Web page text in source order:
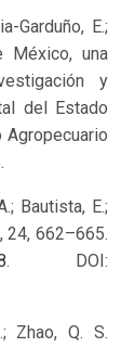
Garduño, E.;
México, una
y
del Estado
Agropecuario
Bautista, E.;
24, 662–665.
. DOI:
Zhao, Q. S.